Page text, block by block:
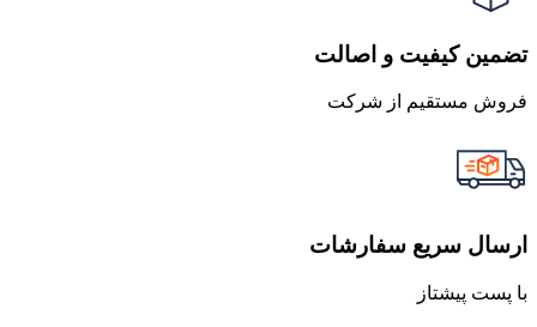
تضمین کیفیت و اصالت
فروش مستقیم از شرکت
ارسال سریع سفارشات
با پست پیشتاز